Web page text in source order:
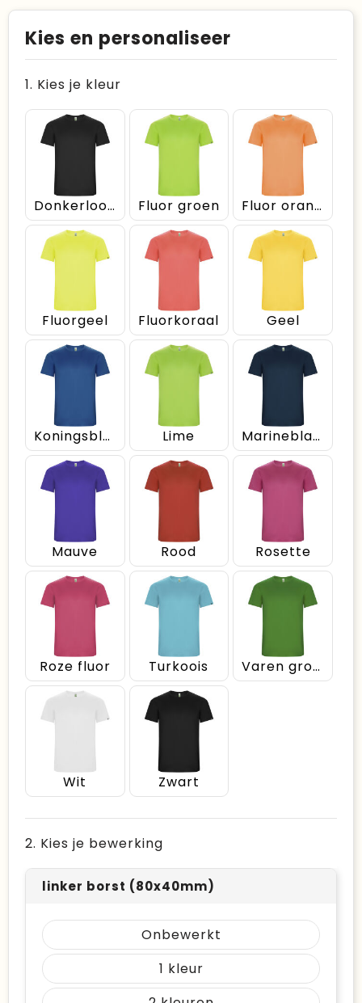
Kies en personaliseer
1. Kies je kleur
Donkerlood Fluor groen Fluor oranje
Fluorgeel Fluorkoraal Geel
Koningsblauw Lime Marineblauw
Mauve Rood Rosette
Roze fluor Turkoois Varen groen
Wit Zwart
2. Kies je bewerking
linker borst (80x40mm)
Onbewerkt
1